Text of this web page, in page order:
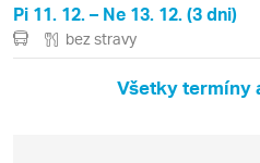
Pi 11. 12. – Ne 13. 12. (3 dni)
bez stravy
Všetky termíny